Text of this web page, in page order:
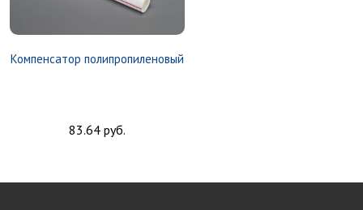
Компенсатор полипропиленовый
83.64 руб.